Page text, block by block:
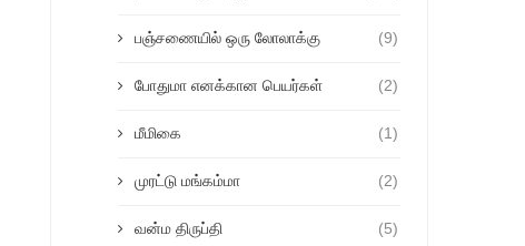
பஞ்சணையில் ஒரு லோலாக்கு (9)
போதுமா எனக்கான பெயர்கள் (2)
மீமிகை (1)
முரட்டு மங்கம்மா (2)
வன்ம திருப்தி (5)